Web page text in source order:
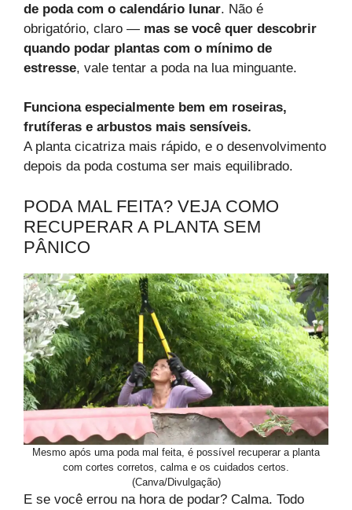
de poda com o calendário lunar. Não é
obrigatório, claro — mas se você quer descobrir
quando podar plantas com o mínimo de
estresse, vale tentar a poda na lua minguante.
Funciona especialmente bem em roseiras,
frutíferas e arbustos mais sensíveis.
A planta cicatriza mais rápido, e o desenvolvimento
depois da poda costuma ser mais equilibrado.
PODA MAL FEITA? VEJA COMO
RECUPERAR A PLANTA SEM
PÂNICO
Mesmo após uma poda mal feita, é possível recuperar a planta
com cortes corretos, calma e os cuidados certos.
(Canva/Divulgação)
E se você errou na hora de podar? Calma. Todo